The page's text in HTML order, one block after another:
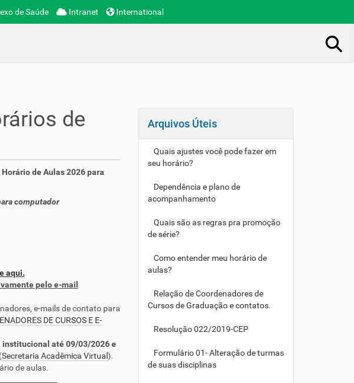
de Saúde Intranet
International
de
de Aulas 2026 para
computador
aqui.
pelo e-mail
e-mails de contato para
DE CURSOS E E-
institucional até 09/03/2026 e
Secretaria Acadêmica Virtual ).
de aulas.
Arquivos Úteis
Quais ajustes você pode fazer em
seu horário?
Dependência e plano de
acompanhamento
Quais são as regras pra promoção
de série?
Como entender meu horário de
aulas?
Relação de Coordenadores de
Cursos de Graduação e contatos.
Resolução 022/2019-CEP
Formulário 01- Alteração de turmas
de suas disciplinas